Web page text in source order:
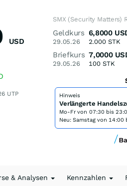
USD
UTP
SMX (Security Matters)
Geldkurs
29.05.26
6,8000
2.000STK
Briefkurs
29.05.26
7,0000
100STK
Hinweis
Verlängerte
Mo-Fr von 07:30 bis
Neu: Samstag von 14:00
& Analysen Kennzahlen